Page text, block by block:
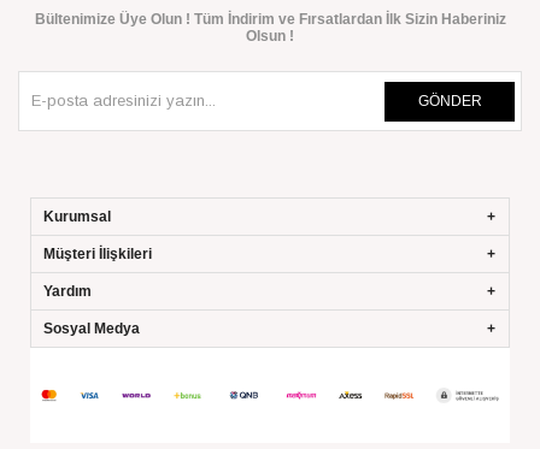
Bültenimize Üye Olun ! Tüm İndirim ve Fırsatlardan İlk Sizin Haberiniz
Olsun !
GÖNDER
Kurumsal
Müşteri İlişkileri
Yardım
Sosyal Medya